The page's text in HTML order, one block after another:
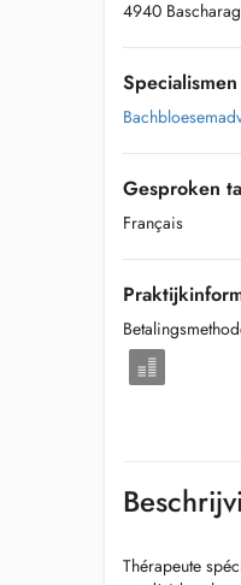
4940
Specialismen
Gesproken
Français
Thérapeute